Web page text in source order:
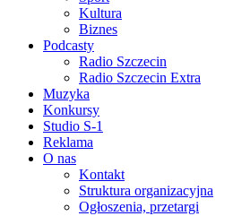
Kultura
Biznes
Podcasty
Radio Szczecin
Radio Szczecin Extra
Muzyka
Konkursy
Studio S-1
Reklama
O nas
Kontakt
Struktura organizacyjna
Ogłoszenia, przetargi